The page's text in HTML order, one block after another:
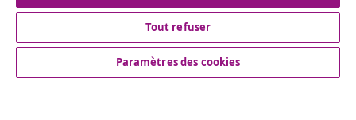
Service Clients
Tout refuser
Paramètres des cookies